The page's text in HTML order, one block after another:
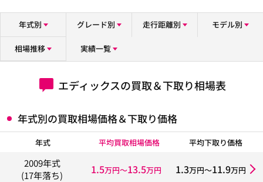
年式別 グレード別 走行距離別 モデル別
相場推移 実績一覧
エディックスの買取＆下取り相場表
年式別の買取相場価格＆下取り価格
年式 平均買取相場価格 平均下取り価格
2009年式
(17年落ち)
1.5万円〜13.5万円 1.3万円〜11.9万円